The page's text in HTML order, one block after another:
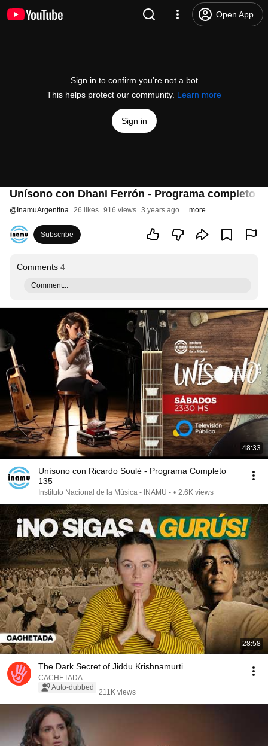
Open App
Sign in to confirm you’re not a bot
This helps protect our community. Learn more
Sign in
Unísono con Dhani Ferrón - Programa completo
@ InamuArgentina 26 likes 916 views 3 years ago more
Subscribe
Comments 4
Comment...
48:33
Unísono con Ricardo Soulé - Programa Completo
135
Instituto Nacional de la Música - INAMU - • 2.6K views
28:58
The Dark Secret of Jiddu Krishnamurti
CACHETADA
Auto-dubbed
211K views